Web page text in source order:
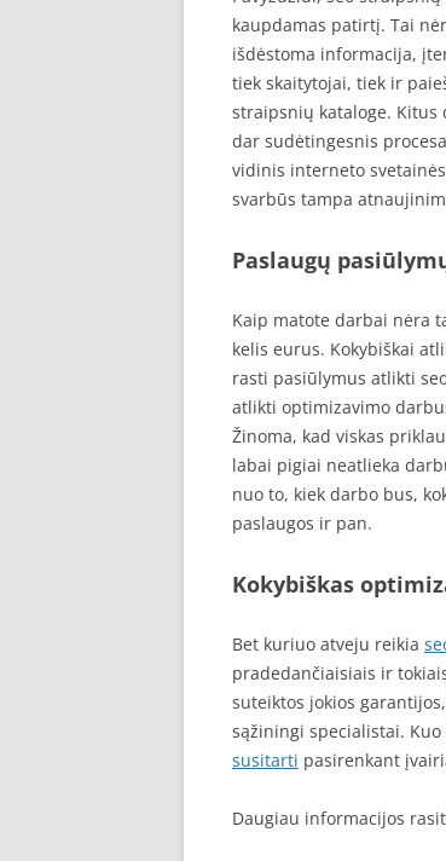
kaupdamas patirtį. Tai
išdėstoma informacija,
tiek skaitytojai, tiek ir
straipsnių kataloge. Kitus
dar sudėtingesnis
vidinis interneto
svarbūs tampa
Paslaugų
Kaip matote darbai nėra
kelis eurus. Kokybiškai
rasti pasiūlymus atlikti
atlikti optimizavimo
Žinoma, kad viskas
labai pigiai neatlieka
nuo to, kiek darbo bus,
paslaugos ir pan.
Kokybiškas
Bet kuriuo atveju reikia
pradedančiaisiais ir
suteiktos jokios
sąžiningi specialistai.
susitarti pasirenkant
Daugiau informacijos